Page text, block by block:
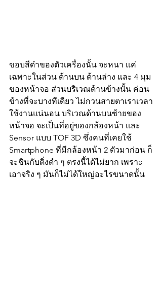
ขอบสีดำของตัวเครื่องนั้น จะหนา แค่
เฉพาะในส่วน ด้านบน ด้านล่าง และ 4 มุม
ของหน้าจอ ส่วนบริเวณด้านข้างนั้น ค่อน
ข้างที่จะบางทีเดียว ไม่กวนสายตาเราเวลา
ใช้งานแน่นอน บริเวณด้านบนซ้ายของ
หน้าจอ จะเป็นที่อยู่ของกล้องหน้า และ
Sensor แบบ TOF 3D ซึ่งคนที่เคยใช้
Smartphone ที่มีกล้องหน้า 2 ตัวมาก่อน ก็
จะชินกับติ่งดำ ๆ ตรงนี้ได้ไม่ยาก เพราะ
เอาจริง ๆ มันก็ไม่ได้ใหญ่อะไรขนาดนั้น